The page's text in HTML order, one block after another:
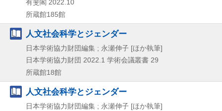
有斐閣 2022.10
所蔵館185館
人文社会科学とジェンダー
日本学術協力財団編集 ; 永瀬伸子 [ほか執筆]
日本学術協力財団 2022.1 学術会議叢書 29
所蔵館18館
人文社会科学とジェンダー
日本学術協力財団編集 ; 永瀬伸子 [ほか執筆]